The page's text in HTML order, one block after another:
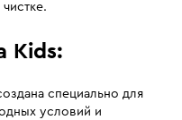
Kids:
специально для
условий и